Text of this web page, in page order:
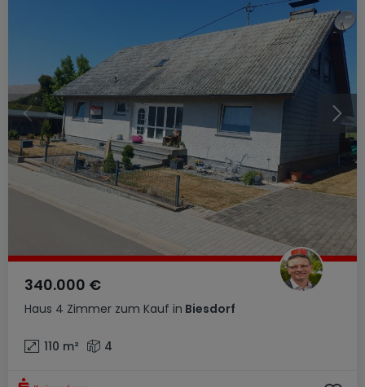
Haus 4 Zimmer zum Kauf in Biesdorf
340.000 €
110 m² 4